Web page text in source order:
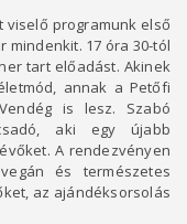
viselő programunk első
mindenkit. 17 óra 30-tól
tart előadást. Akinek
annak a Petőfi
is lesz. Szabó
aki egy újabb
A rendezvényen
és természetes
az ajándéksorsolás